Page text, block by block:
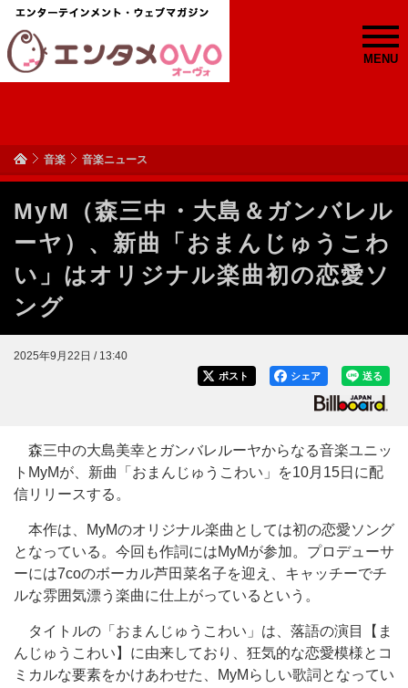
MENU
音楽 音楽ニュース
MyM（森三中・大島＆ガンバレル
ーヤ）、新曲「おまんじゅうこわ
い」はオリジナル楽曲初の恋愛ソ
ング
2025年9月22日 / 13:40
送る
シェア
ポスト
森三中の大島美幸とガンバレルーヤからなる音楽ユニッ
トMyMが、新曲「おまんじゅうこわい」を10月15日に配
信リリースする。
本作は、MyMのオリジナル楽曲としては初の恋愛ソング
となっている。今回も作詞にはMyMが参加。プロデューサ
ーには7coのボーカル芦田菜名子を迎え、キャッチーでチ
ルな雰囲気漂う楽曲に仕上がっているという。
タイトルの「おまんじゅうこわい」は、落語の演目【ま
んじゅうこわい】に由来しており、狂気的な恋愛模様とコ
ミカルな要素をかけあわせた、MyMらしい歌詞となってい